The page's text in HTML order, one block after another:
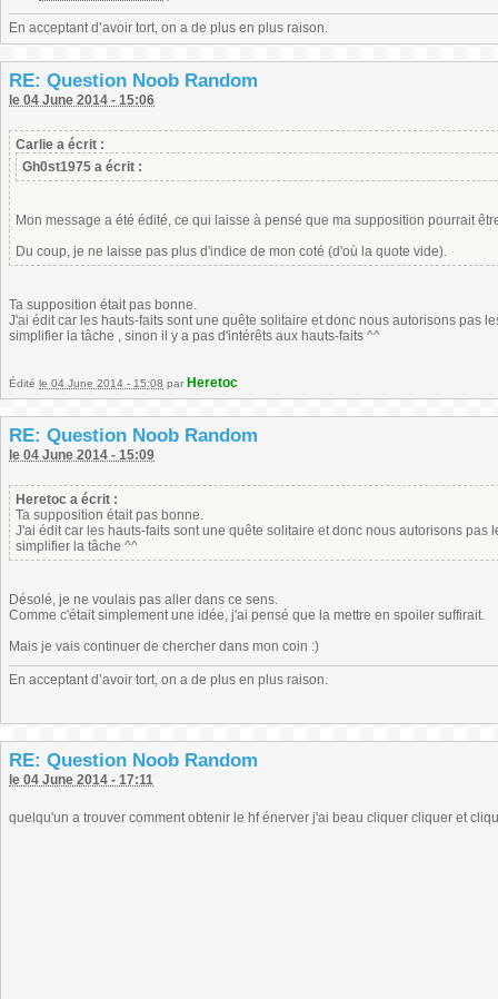
En acceptant d’avoir tort, on a de plus en plus raison.
RE: Question Noob Random
le 04 June 2014 - 15:06
Carlie a écrit :
Gh0st1975 a écrit :
Mon message a été édité, ce qui laisse à pensé que ma supposition pourrait
Du coup, je ne laisse pas plus d'indice de mon coté (d'où la quote vide).
Ta supposition était pas bonne.
J'ai édit car les hauts-faits sont une quête solitaire et donc nous autorisons pas
simplifier la tâche , sinon il y a pas d'intérêts aux hauts-faits ^^
Édité le 04 June 2014 - 15:08 par Heretoc
RE: Question Noob Random
le 04 June 2014 - 15:09
Heretoc a écrit :
Ta supposition était pas bonne.
J'ai édit car les hauts-faits sont une quête solitaire et donc nous autorisons
simplifier la tâche ^^
Désolé, je ne voulais pas aller dans ce sens.
Comme c'était simplement une idée, j'ai pensé que la mettre en spoiler suffirait.
Mais je vais continuer de chercher dans mon coin :)
En acceptant d’avoir tort, on a de plus en plus raison.
RE: Question Noob Random
le 04 June 2014 - 17:11
quelqu'un a trouver comment obtenir le hf énerver j'ai beau cliquer cliquer et